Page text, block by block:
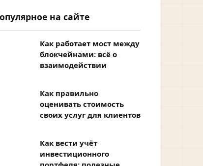
на сайте
Как работает мост между
блокчейнами: всё о
взаимодействии
Как правильно
оценивать стоимость
своих услуг для клиентов
Как вести учёт
инвестиционного